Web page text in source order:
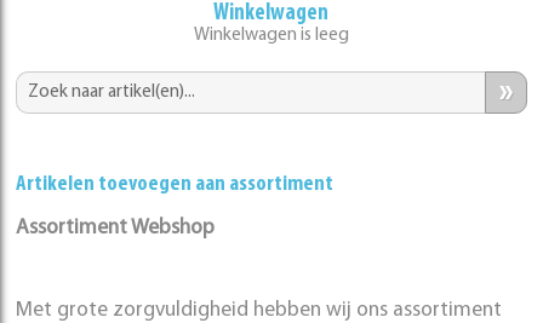
Winkelwagen
Winkelwagen is leeg
»
Artikelen toevoegen aan assortiment
Assortiment Webshop
Met grote zorgvuldigheid hebben wij ons assortiment